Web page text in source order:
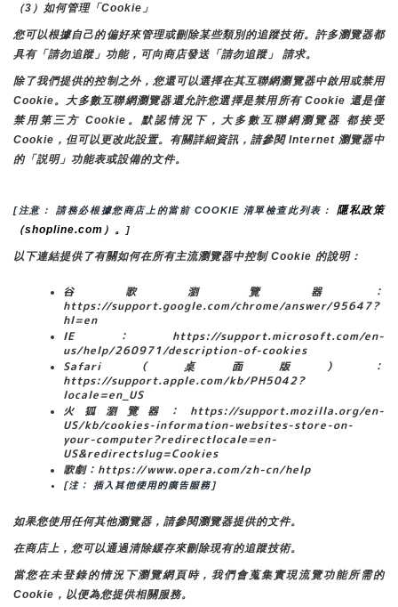
（3）如何管理「Cookie」
您可以根據自己的偏好來管理或刪除某些類別的追蹤技術。許多瀏覽器都
具有「請勿追蹤」功能，可向商店發送「請勿追蹤」 請求。
除了我們提供的控制之外，您還可以選擇在其互聯網瀏覽器中啟用或禁用
Cookie。大多數互聯網瀏覽器還允許您選擇是禁用所有 Cookie 還是僅
禁用第三方 Cookie。默認情況下，大多數互聯網瀏覽器 都接受
Cookie，但可以更改此設置。有關詳細資訊，請參閱 Internet 瀏覽器中
的「説明」功能表或設備的文件。
[注意： 請務必根據您商店上的當前 COOKIE 清單檢查此列表： 隱私政策
（shopline.com）。
]
以下連結提供了有關如何在所有主流瀏覽器中控制 Cookie 的說明：
谷歌瀏覽器：
https://support.google.com/chrome/answer/95647?
hl=en
IE：https://support.microsoft.com/en-
us/help/260971/description-of-cookies
Safari（桌面版）：
https://support.apple.com/kb/PH5042?
locale=en_US
火狐瀏覽器：https://support.mozilla.org/en-
US/kb/cookies-information-websites-store-on-
your-computer?redirectlocale=en-
US&redirectslug=Cookies
歌劇：https://www.opera.com/zh-cn/help
[注： 插入其他使用的廣告服務]
如果您使用任何其他瀏覽器，請參閱瀏覽器提供的文件。
在商店上，您可以通過清除緩存來刪除現有的追蹤技術。
當您在未登錄的情況下瀏覽網頁時，我們會蒐集實現流覽功能所需的
Cookie，以便為您提供相關服務。